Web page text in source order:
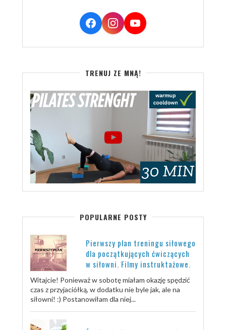
TRENUJ ZE MNĄ!
POPULARNE POSTY
Pierwszy plan treningu siłowego
dla początkujących ćwiczących
w siłowni. Filmy instruktażowe.
Witajcie! Ponieważ w sobotę miałam okazję spędzić
czas z przyjaciółką, w dodatku nie byle jak, ale na
siłowni! :) Postanowiłam dla niej...